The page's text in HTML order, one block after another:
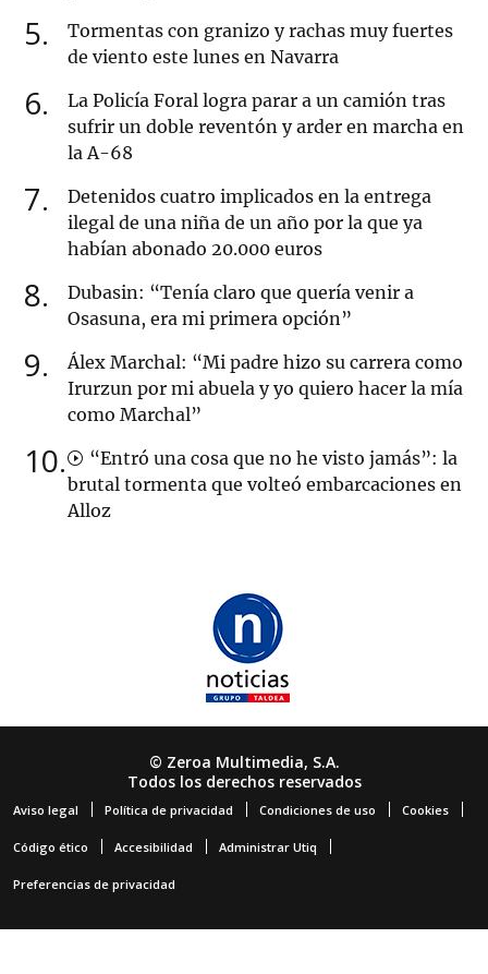
5
Tormentas con granizo y rachas muy fuertes
de viento este lunes en Navarra
6
La Policía Foral logra parar a un camión tras
sufrir un doble reventón y arder en marcha en
la A-68
7
Detenidos cuatro implicados en la entrega
ilegal de una niña de un año por la que ya
habían abonado 20.000 euros
8
Dubasin: “Tenía claro que quería venir a
Osasuna, era mi primera opción”
9
Álex Marchal: “Mi padre hizo su carrera como
Irurzun por mi abuela y yo quiero hacer la mía
como Marchal”
10
“Entró una cosa que no he visto jamás”: la
brutal tormenta que volteó embarcaciones en
Alloz
© Zeroa Multimedia, S.A.
Todos los derechos reservados
Aviso legal Política de privacidad Condiciones de uso Cookies
Código ético Accesibilidad Administrar Utiq
Preferencias de privacidad